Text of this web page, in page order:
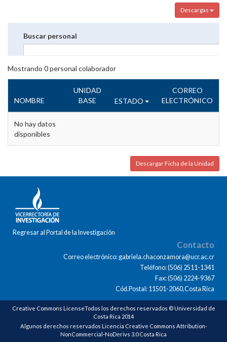
Descargas
Buscar personal
Mostrando 0personal colaborador
NOMBRE
UNIDAD
BASE
ESTADO
CORREO
ELECTRÓNICO
No hay datos
disponibles
Descargar Ficha de la Unidad
Regresar al Portal de la Investigación
Contacto
Correo electrónico: gabriela.chaconzamora@ucr.ac.cr
Teléfono: (506) 2511-1341
Fax: (506) 2224-9367
Cód.Postal: 11501-2060,Costa Rica
Creative Commons LicenseTodos los derechos reservados © Universidad de
Costa Rica 2014
Algunos derechos reservados Licencia Creative Commons Attribution-
NonCommercial-NoDerivs 3.0 Costa Rica